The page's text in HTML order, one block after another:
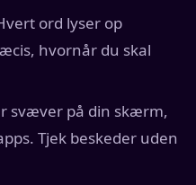
ord lyser op
hvornår du skal
svæver på din skærm,
Tjek beskeder uden